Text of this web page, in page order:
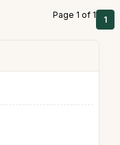
Page 1 of 1 1